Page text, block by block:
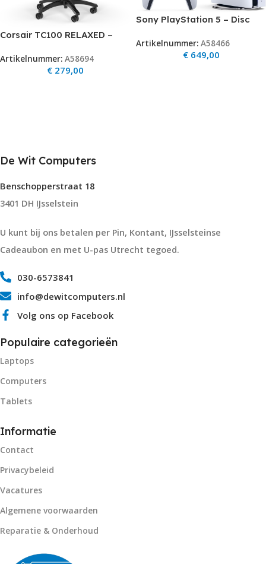
Corsair TC100 RELAXED –
120KG)
Artikelnummer: A58694
€279,00
Sony PlayStation 5 – Disc
1TB
Artikelnummer: A58466
€649,00
De Wit Computers
Benschopperstraat 18
3401 DH IJsselstein
U kunt bij ons betalen per Pin, Kontant, IJsselsteinse
Cadeaubon en met U-pas Utrecht tegoed.
030-6573841
info@dewitcomputers.nl
Volg ons op Facebook
Populaire categorieën
Laptops
Computers
Tablets
Informatie
Contact
Privacybeleid
Vacatures
Algemene voorwaarden
Reparatie & Onderhoud